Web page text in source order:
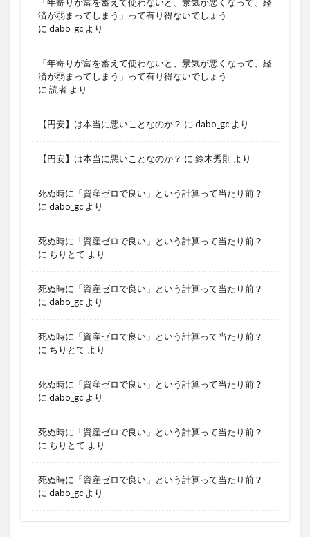
済が弱まってしまう」って有り得ないでしょう
に dabo_gc より
「年寄りが富を蓄えて使わないと、景気が悪くなって、経
済が弱まってしまう」って有り得ないでしょう
に 読者 より
【円安】は本当に悪いことなのか？ に dabo_gc より
【円安】は本当に悪いことなのか？ に 鈴木秀則 より
死ぬ時に「資産ゼロで良い」という計算って当たり前？
に dabo_gc より
死ぬ時に「資産ゼロで良い」という計算って当たり前？
に ちりとて より
死ぬ時に「資産ゼロで良い」という計算って当たり前？
に dabo_gc より
死ぬ時に「資産ゼロで良い」という計算って当たり前？
に ちりとて より
死ぬ時に「資産ゼロで良い」という計算って当たり前？
に dabo_gc より
死ぬ時に「資産ゼロで良い」という計算って当たり前？
に ちりとて より
死ぬ時に「資産ゼロで良い」という計算って当たり前？
に dabo_gc より